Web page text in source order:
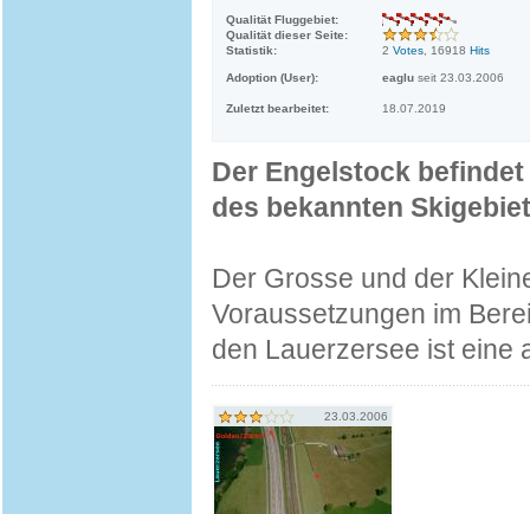
Qualität Fluggebiet:
Qualität dieser Seite:
Statistik:
2 Votes , 16918 Hits
Adoption (User): eaglu seit 23.03.2006
Zuletzt bearbeitet: 18.07.2019
Der Engelstock
des bekannten
Der Grosse und der
Voraussetzungen im
den Lauerzersee ist eine
23.03.2006